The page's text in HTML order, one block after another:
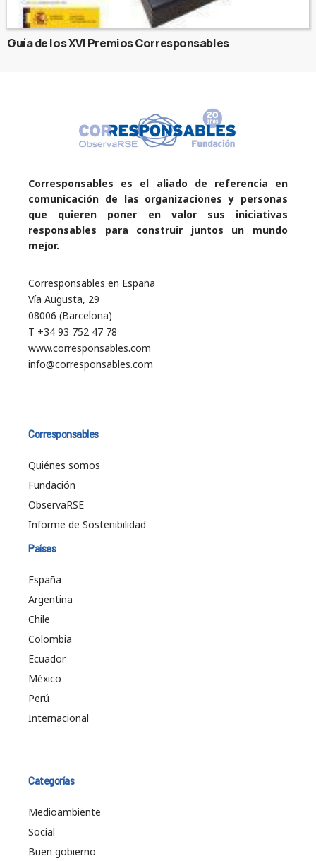
Guía de los XVI Premios Corresponsables
Corresponsables es el aliado de referencia en
comunicación de las organizaciones y personas
que quieren poner en valor sus iniciativas
responsables para construir juntos un mundo
mejor.
Corresponsables en España
Vía Augusta, 29
08006 (Barcelona)
T +34 93 752 47 78
www.corresponsables.com
info@corresponsables.com
Corresponsables
Quiénes somos
Fundación
ObservaRSE
Informe de Sostenibilidad
Países
España
Argentina
Chile
Colombia
Ecuador
México
Perú
Internacional
Categorías
Medioambiente
Social
Buen gobierno